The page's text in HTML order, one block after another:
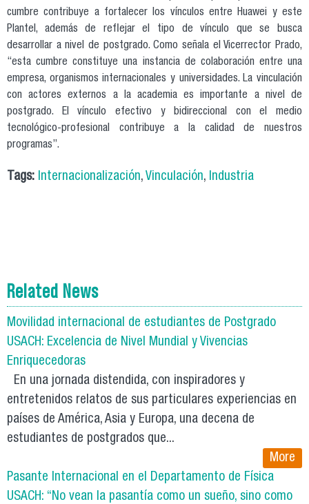
cumbre contribuye a fortalecer los vínculos entre Huawei y este
Plantel, además de reflejar el tipo de vínculo que se busca
desarrollar a nivel de postgrado. Como señala el Vicerrector Prado,
“esta cumbre constituye una instancia de colaboración entre una
empresa, organismos internacionales y universidades. La vinculación
con actores externos a la academia es importante a nivel de
postgrado. El vínculo efectivo y bidireccional con el medio
tecnológico-profesional contribuye a la calidad de nuestros
programas”.
Tags: Internacionalización, Vinculación, Industria
Related News
Movilidad internacional de estudiantes de Postgrado
USACH: Excelencia de Nivel Mundial y Vivencias
Enriquecedoras
En una jornada distendida, con inspiradores y
entretenidos relatos de sus particulares experiencias en
países de América, Asia y Europa, una decena de
estudiantes de postgrados que...
More
Pasante Internacional en el Departamento de Física
USACH: “No vean la pasantía como un sueño, sino como